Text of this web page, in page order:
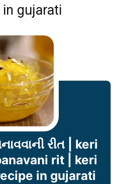
gujarati
રીત | keri
rit | keri
in gujarati